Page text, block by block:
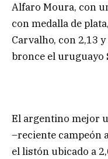
Alfaro Moura, con
con medalla de
Carvalho, con 2,13
bronce el uruguayo
El argentino mejor
–reciente campeón
el listón ubicado a